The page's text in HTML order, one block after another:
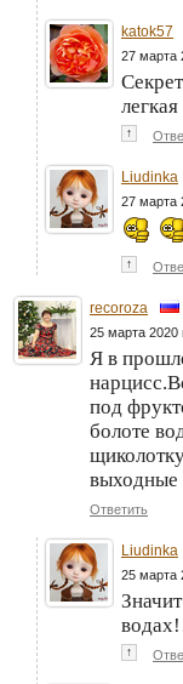
katok57
27 марта
↑
Liudinka
27 марта
↑
recoroza
25 марта 2020
Я в
под
болоте
Ответить
Liudinka
25 марта
↑